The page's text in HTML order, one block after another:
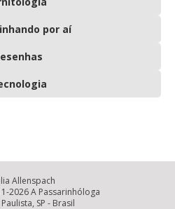
por aí
Allenspach
2026 A Passarinhóloga
SP - Brasil